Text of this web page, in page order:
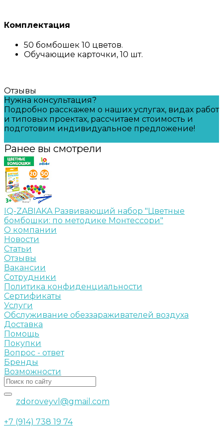
Комплектация
50 бомбошек 10 цветов.
Обучающие карточки, 10 шт.
Отзывы
Нужна консультация?
Подробно расскажем о наших услугах, видах работ
и типовых проектах, рассчитаем стоимость и
подготовим индивидуальное предложение!
Ранее вы смотрели
IQ-ZABIAKA Развивающий набор "Цветные
бомбошки: по методике Монтессори"
О компании
Новости
Статьи
Отзывы
Вакансии
Сотрудники
Политика конфиденциальности
Сертификаты
Услуги
Обслуживание обеззараживателей воздуха
Доставка
Помощь
Покупки
Вопрос - ответ
Бренды
Возможности
zdoroveyvl@gmail.com
+7 (914) 738 19 74